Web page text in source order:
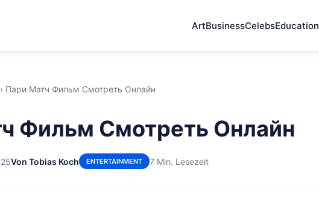
ArtBusinessCelebsEducation
› Пари Матч Фильм Смотреть Онлайн
Фильм Смотреть Онлайн
Von Tobias Koch ENTERTAINMENT 7 Min. Lesezeit